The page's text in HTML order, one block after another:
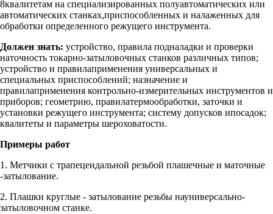
8квалитетам на специализированных полуавтоматических или
автоматических станках,приспособленных и налаженных для
обработки определенного режущего инструмента.
Должен знать: устройство, правила подналадки и проверки
наточность токарно-затыловочных станков различных типов;
устройство и правилаприменения универсальных и
специальных приспособлений; назначение и
правилаприменения контрольно-измерительных инструментов и
приборов; геометрию, правилатермообработки, заточки и
установки режущего инструмента; систему допусков ипосадок;
квалитеты и параметры шероховатости.
Примеры работ
1. Метчики с трапецеидальной резьбой плашечные и маточные
-затылование.
2. Плашки круглые - затылование резьбы науниверсально-
затыловочном станке.